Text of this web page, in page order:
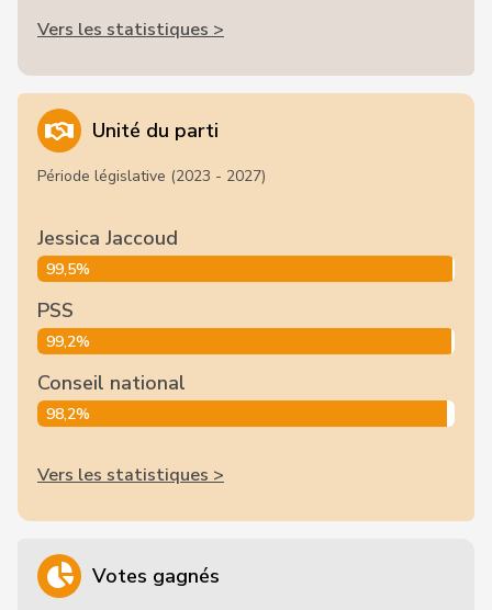
Vers les statistiques >
Unité du parti
Période législative (2023 - 2027)
Jessica Jaccoud
99,5%
PSS
99,2%
Conseil national
98,2%
Vers les statistiques >
Votes gagnés